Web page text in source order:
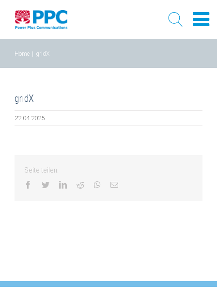
content
Home gridX
gridX
22.04.2025
Seite teilen:
facebooktwitterlinkedinreddit whatsappEmail